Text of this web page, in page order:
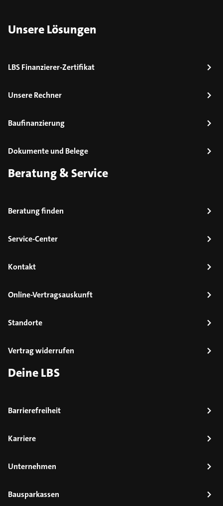
Unsere Lösungen
LBS Finanzierer-Zertifikat
Unsere Rechner
Baufinanzierung
Dokumente und Belege
Beratung & Service
Beratung finden
Service-Center
Kontakt
Online-Vertragsauskunft
Standorte
Vertrag widerrufen
Deine LBS
Barrierefreiheit
Karriere
Unternehmen
Bausparkassen